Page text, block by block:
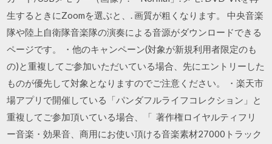
生するときにZoomを選ぶと、. 画質が粗くなります。 中央音楽
隊や陸上自衛隊音楽隊の演奏による音源がダウンロードできる
ページです。 ・他のキャンペーン(対象が新規利用者限定のも
の)と重複してご参加いただいている場合、先にエントリーした
ものが優先して対象となりますのでご注意ください。 ・楽天市
場アプリで開催している「パンダフルライフコレクション」と
重複してご参加頂いている場合、「 著作権ロイヤルティフリ
ー音楽・効果音、商用にお使い頂ける音楽素材27000トラック